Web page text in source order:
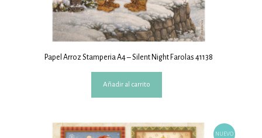
Papel Arroz Stamperia A4 – Silent Night Farolas 41138
Añadir al carrito
NUEVO